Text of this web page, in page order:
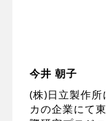
今井 朝子
(株)日立製作所
カの企業にて